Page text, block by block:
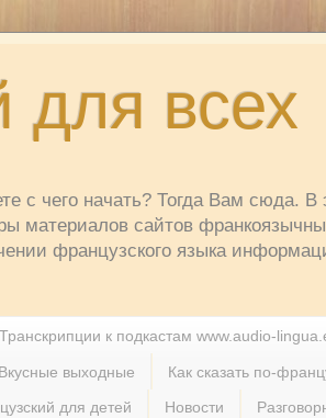
для всех
с чего начать? Тогда Вам сюда. В
материалов сайтов
французского языка
Транскрипции к подкастам www.audio-
Вкусные выходные Как сказать по-
для детей Новости